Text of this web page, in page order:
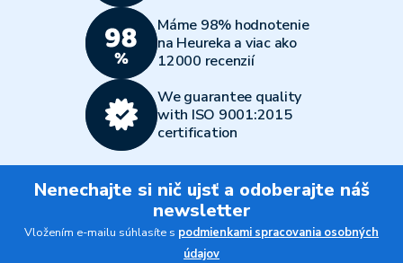
Máme 98% hodnotenie
na Heureka a viac ako
12000 recenzií
We guarantee quality
with ISO 9001:2015
certification
Nenechajte si nič ujsť a odoberajte náš
newsletter
Vložením e-mailu súhlasíte s podmienkami spracovania osobných
údajov